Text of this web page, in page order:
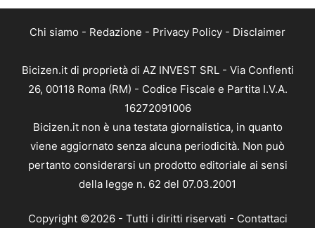
Chi siamo - Redazione - Privacy Policy - Disclaimer
Bicizen.it di proprietà di AZ INVEST SRL - Via Conflenti
26, 00118 Roma (RM) - Codice Fiscale e Partita I.V.A.
16272091006
Bicizen.it non è una testata giornalistica, in quanto
viene aggiornato senza alcuna periodicità. Non può
pertanto considerarsi un prodotto editoriale ai sensi
della legge n. 62 del 07.03.2001
Copyright ©2026 - Tutti i diritti riservati - Contattaci